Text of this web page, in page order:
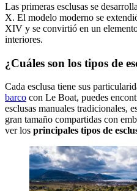
Las primeras esclusas se
X. El modelo moderno se
XIV y se convirtió en un
interiores.
¿Cuáles son los tipos de
Cada esclusa tiene sus
barco con Le Boat, puedes
esclusas manuales tradicionales,
gran tamaño compartidas con
ver los principales tipos de